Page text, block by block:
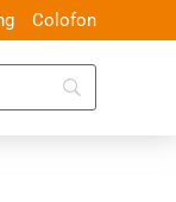
Colofon